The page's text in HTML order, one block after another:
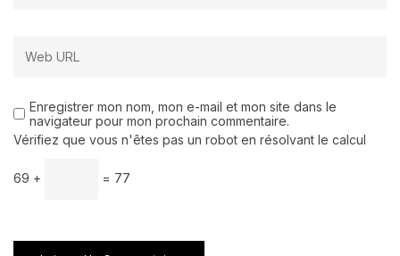
Enregistrer mon nom, mon e-mail et mon site dans le
navigateur pour mon prochain commentaire.
Vérifiez que vous n'êtes pas un robot en résolvant le calcul
69 + = 77